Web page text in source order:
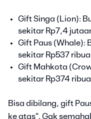
Gift Singa (Lion):
sekitar Rp7,4
Gift Paus (Whale):
sekitar Rp537
Gift Mahkota
sekitar Rp374
Bisa dibilang, gift
ke atas". Gak